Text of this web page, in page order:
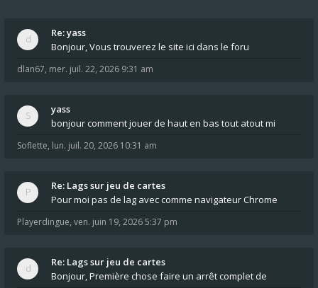
Re: yass
Bonjour, Vous trouverez le site ici dans le foru
dlan67, mer. juil. 22, 2026 9:31 am
yass
bonjour comment jouer de haut en bas tout atout mi
Soflette, lun. juil. 20, 2026 10:31 am
Re: Lags sur jeu de cartes
Pour moi pas de lag avec comme navigateur Chrome
Playerdingue, ven. juin 19, 2026 5:37 pm
Re: Lags sur jeu de cartes
Bonjour, Première chose faire un arrêt complet de